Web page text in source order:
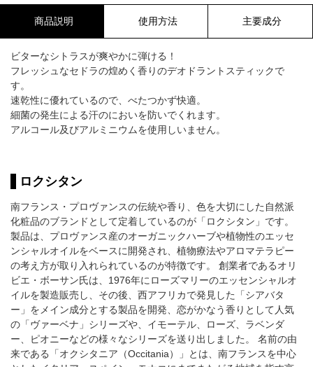
商品説明 使用方法 主要成分
ビターなシトラスが爽やかに弾ける！
フレッシュなセドラの煌めく香りのデオドラントスティックで
す。
速乾性に優れているので、べたつかず快適。
細菌の発生による汗のにおいを防いでくれます。
アルコール及びアルミニウムを使用しいません。
ロクシタン
南フランス・プロヴァンスの伝統や香り、色を大切にした自然派
化粧品のブランドとして定着しているのが「ロクシタン」です。
製品は、プロヴァンス産のオーガニックハーブや植物性のエッセ
ンシャルオイルをベースに開発され、植物療法やアロマテラピー
の考え方が取り入れられているのが特徴です。 創業者であるオリ
ビエ・ボーサン氏は、1976年にローズマリーのエッセンシャルオ
イルを製造販売し、その後、西アフリカで発見した「シアバタ
ー」をメイン成分とする製品を開発、恋がかなう香りとして人気
の「ヴァーベナ」シリーズや、イモーテル、ローズ、ラベンダ
ー、ピオニーなどの様々なシリーズを送り出しました。 名前の由
来である「オクシタニア（Occitania）」とは、南フランスを中心